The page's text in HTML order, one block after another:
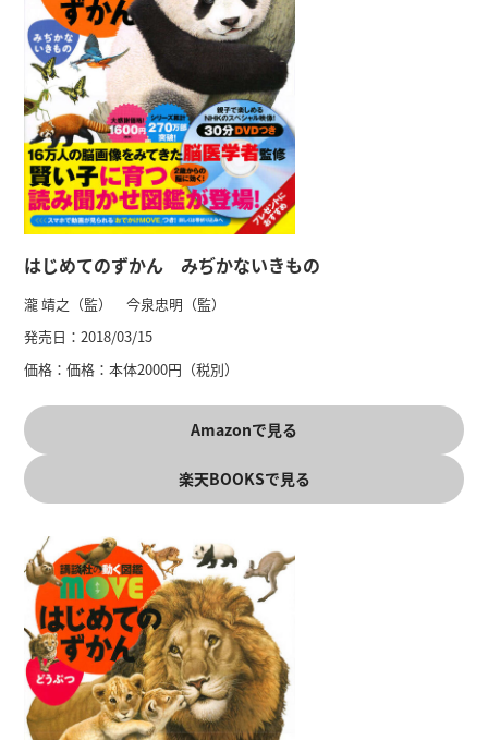
はじめてのずかん みぢかないきもの
瀧 靖之（監） 今泉忠明（監）
発売日：2018/03/15
価格：価格：本体2000円（税別）
Amazonで見る
楽天BOOKSで見る